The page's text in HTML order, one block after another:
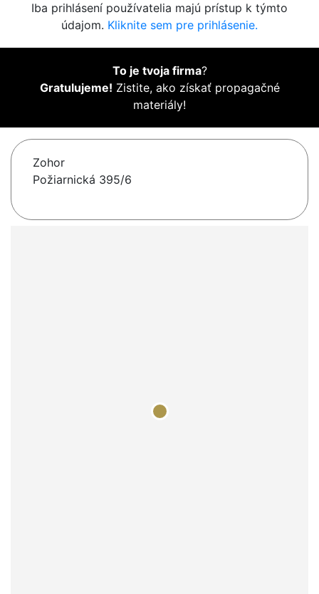
Iba prihlásení používatelia majú prístup k týmto
údajom. Kliknite sem pre prihlásenie.
To je tvoja firma?
Gratulujeme! Zistite, ako získať propagačné
materiály!
Zohor
Požiarnická 395/6